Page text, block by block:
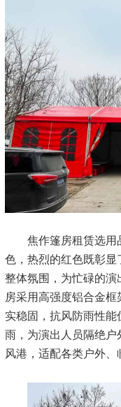
焦作篷房租赁选用
色，热烈的红色既彰
整体氛围，为忙碌的
房采用高强度铝合金
实稳固，抗风防雨性
雨，为演出人员隔绝
风港，适配各类户外、